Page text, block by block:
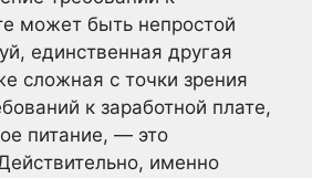
может быть непростой
единственная другая
сложная с точки зрения
к заработной плате,
питание, — это
именно